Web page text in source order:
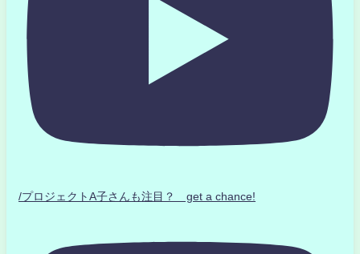
/プロジェクトA子さんも注目？ get a chance!